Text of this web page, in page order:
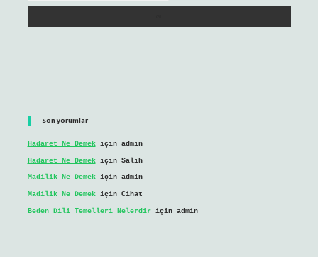
Son yorumlar
Hadaret Ne Demekiçin admin
Hadaret Ne Demekiçin Salih
Madilik Ne Demekiçin admin
Madilik Ne Demekiçin Cihat
Beden Dili Temelleri Nelerdiriçin admin